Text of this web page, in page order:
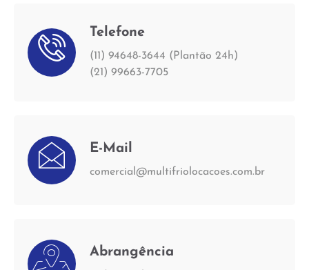
Telefone
(11) 94648-3644 (Plantão 24h)
(21) 99663-7705
E-Mail
comercial@multifriolocacoes.com.br
Abrangência